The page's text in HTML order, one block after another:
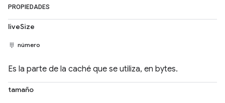
PROPIEDADES
liveSize
número
Es la parte de la caché que se utiliza, en bytes.
tamaño